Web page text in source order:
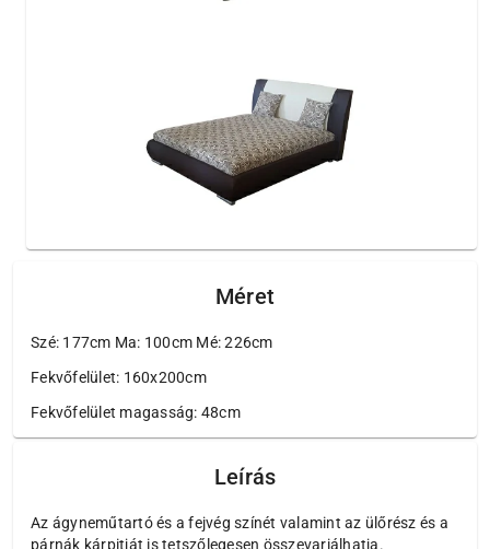
Méret
Szé: 177cm Ma: 100cm Mé: 226cm
Fekvőfelület: 160x200cm
Fekvőfelület magasság: 48cm
Leírás
Az ágyneműtartó és a fejvég színét valamint az ülőrész és a
párnák kárpitját is tetszőlegesen összevariálhatja.